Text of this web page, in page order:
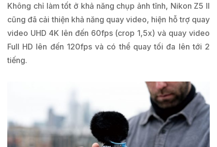
Không chỉ làm tốt ở khả năng chụp ảnh tĩnh, Nikon Z5 II
cũng đã cải thiện khả năng quay video, hiện hỗ trợ quay
video UHD 4K lên đến 60fps (crop 1,5x) và quay video
Full HD lên đến 120fps và có thể quay tối đa lên tới 2
tiếng.